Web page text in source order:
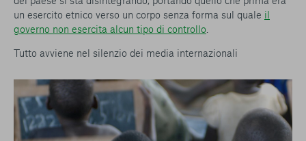
un esercito etnico verso un corpo senza forma sul quale il
governo non esercita alcun tipo di controllo
Tutto avviene nel silenzio dei media internazionali